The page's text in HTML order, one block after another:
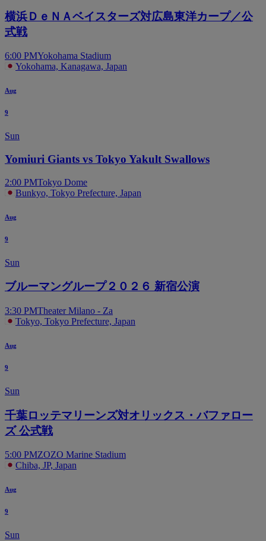
横浜ＤｅＮＡベイスターズ対広島東洋カープ／公
式戦
6:00 PMYokohama Stadium
Yokohama, Kanagawa, Japan
Aug
9
Sun
Yomiuri Giants vs Tokyo Yakult Swallows
2:00 PMTokyo Dome
Bunkyo, Tokyo Prefecture, Japan
Aug
9
Sun
ブルーマングループ２０２６ 新宿公演
3:30 PMTheater Milano - Za
Tokyo, Tokyo Prefecture, Japan
Aug
9
Sun
千葉ロッテマリーンズ対オリックス・バファロー
ズ 公式戦
5:00 PMZOZO Marine Stadium
Chiba, JP, Japan
Aug
9
Sun